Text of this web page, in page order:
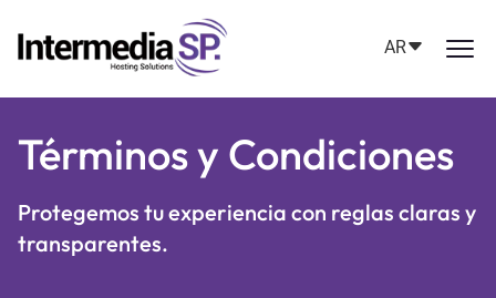
AR
Términos y Condiciones
Protegemos tu experiencia con reglas claras y
transparentes.